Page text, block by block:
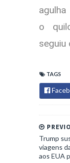
o
seguiu
TAGS
Trump
viagens
aos EUA